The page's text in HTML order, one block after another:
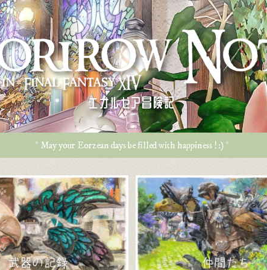
エオルゼア冒険記
* May your Eorzean days be filled with happiness ! :) *
武器の記録 仲間たち